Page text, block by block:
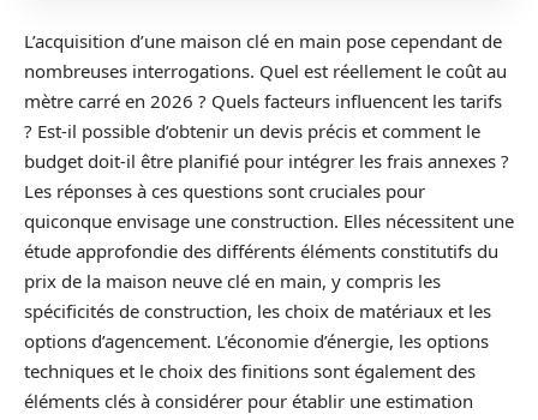
L’acquisition d’une maison clé en main pose cependant de
nombreuses interrogations. Quel est réellement le coût au
mètre carré en 2026 ? Quels facteurs influencent les tarifs
? Est-il possible d’obtenir un devis précis et comment le
budget doit-il être planifié pour intégrer les frais annexes ?
Les réponses à ces questions sont cruciales pour
quiconque envisage une construction. Elles nécessitent une
étude approfondie des différents éléments constitutifs du
prix de la maison neuve clé en main, y compris les
spécificités de construction, les choix de matériaux et les
options d’agencement. L’économie d’énergie, les options
techniques et le choix des finitions sont également des
éléments clés à considérer pour établir une estimation